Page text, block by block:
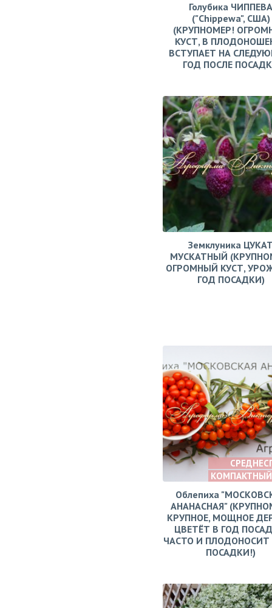
Голубика ЧИППЕВА
("Chippewa", США)
(КРУПНОМЕР!
КУСТ, В
ВСТУПАЕТ НА
ГОД ПОСЛЕ
Земклуника
МУСКАТНЫЙ
ОГРОМНЫЙ КУСТ,
ГОД ПОСАДКИ)
Облепиха
АНАНАСНАЯ"
КРУПНОЕ, МОЩНОЕ
ЦВЕТЁТ В ГОД
ЧАСТО И ПЛОДОНОСИТ
ПОСАДКИ!)